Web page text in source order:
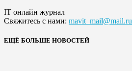
IT онлайн журнал
Свяжитесь с нами: mavit_mail@mail.ru
ЕЩЁ БОЛЬШЕ НОВОСТЕЙ